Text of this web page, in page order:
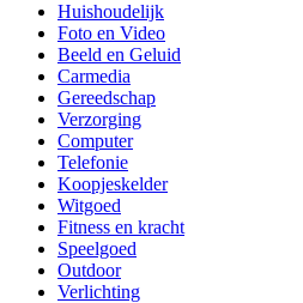
Huishoudelijk
Foto en Video
Beeld en Geluid
Carmedia
Gereedschap
Verzorging
Computer
Telefonie
Koopjeskelder
Witgoed
Fitness en kracht
Speelgoed
Outdoor
Verlichting